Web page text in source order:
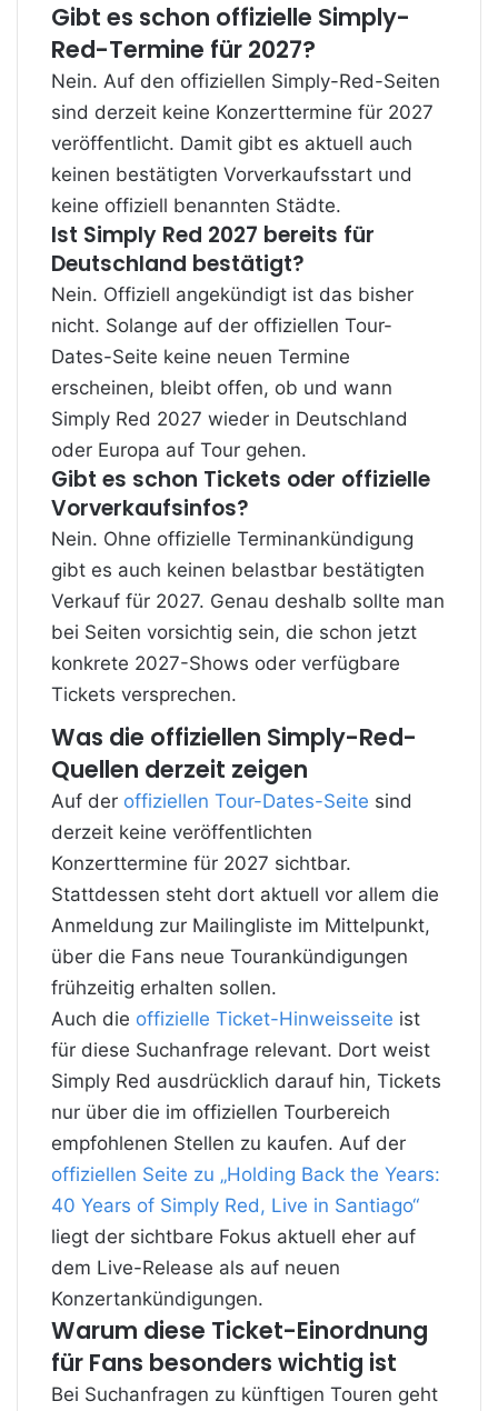
Gibt es schon offizielle Simply-
Red-Termine für 2027?
Nein. Auf den offiziellen Simply-Red-Seiten
sind derzeit keine Konzerttermine für 2027
veröffentlicht. Damit gibt es aktuell auch
keinen bestätigten Vorverkaufsstart und
keine offiziell benannten Städte.
Ist Simply Red 2027 bereits für
Deutschland bestätigt?
Nein. Offiziell angekündigt ist das bisher
nicht. Solange auf der offiziellen Tour-
Dates-Seite keine neuen Termine
erscheinen, bleibt offen, ob und wann
Simply Red 2027 wieder in Deutschland
oder Europa auf Tour gehen.
Gibt es schon Tickets oder offizielle
Vorverkaufsinfos?
Nein. Ohne offizielle Terminankündigung
gibt es auch keinen belastbar bestätigten
Verkauf für 2027. Genau deshalb sollte man
bei Seiten vorsichtig sein, die schon jetzt
konkrete 2027-Shows oder verfügbare
Tickets versprechen.
Was die offiziellen Simply-Red-
Quellen derzeit zeigen
Auf der offiziellen Tour-Dates-Seite sind
derzeit keine veröffentlichten
Konzerttermine für 2027 sichtbar.
Stattdessen steht dort aktuell vor allem die
Anmeldung zur Mailingliste im Mittelpunkt,
über die Fans neue Tourankündigungen
frühzeitig erhalten sollen.
Auch die offizielle Ticket-Hinweisseite ist
für diese Suchanfrage relevant. Dort weist
Simply Red ausdrücklich darauf hin, Tickets
nur über die im offiziellen Tourbereich
empfohlenen Stellen zu kaufen. Auf der
offiziellen Seite zu „Holding Back the Years:
40 Years of Simply Red, Live in Santiago“
liegt der sichtbare Fokus aktuell eher auf
dem Live-Release als auf neuen
Konzertankündigungen.
Warum diese Ticket-Einordnung
für Fans besonders wichtig ist
Bei Suchanfragen zu künftigen Touren geht